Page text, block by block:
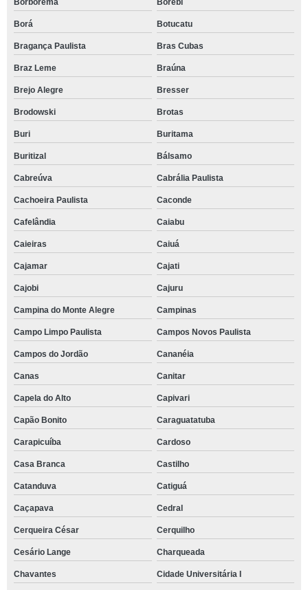
Borborema Borebi
Borá Botucatu
Bragança Paulista Bras Cubas
Braz Leme Braúna
Brejo Alegre Bresser
Brodowski Brotas
Buri Buritama
Buritizal Bálsamo
Cabreúva Cabrália Paulista
Cachoeira Paulista Caconde
Cafelândia Caiabu
Caieiras Caiuá
Cajamar Cajati
Cajobi Cajuru
Campina do Monte Alegre Campinas
Campo Limpo Paulista Campos Novos Paulista
Campos do Jordão Cananéia
Canas Canitar
Capela do Alto Capivari
Capão Bonito Caraguatatuba
Carapicuíba Cardoso
Casa Branca Castilho
Catanduva Catiguá
Caçapava Cedral
Cerqueira César Cerquilho
Cesário Lange Charqueada
Chavantes Cidade Universitária I